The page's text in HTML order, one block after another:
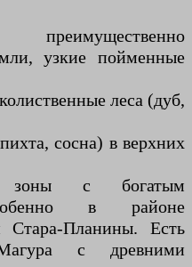
узкие пойменные
леса (дуб,
сосна) в верхних
зоны с богатым
в районе
Стара-Планины. Есть
с древними